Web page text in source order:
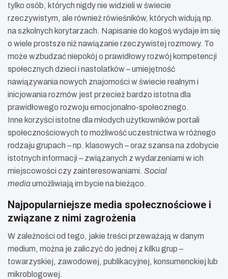
tylko osób, których nigdy nie widzieli w świecie
rzeczywistym, ale również rówieśników, których widują np.
na szkolnych korytarzach. Napisanie do kogoś wydaje im się
o wiele prostsze niż nawiązanie rzeczywistej rozmowy. To
może wzbudzać niepokój o prawidłowy rozwój kompetencji
społecznych dzieci i nastolatków – umiejętność
nawiązywania nowych znajomości w świecie realnym i
inicjowania rozmów jest przecież bardzo istotna dla
prawidłowego rozwoju emocjonalno-społecznego.
Inne korzyści istotne dla młodych użytkowników portali
społecznościowych to możliwość uczestnictwa w różnego
rodzaju grupach – np. klasowych – oraz szansa na zdobycie
istotnych informacji – związanych z wydarzeniami w ich
miejscowości czy zainteresowaniami. Social
mediaumożliwiają im bycie na bieżąco.
Najpopularniejsze media społecznościowe i
związane z nimi zagrożenia
W zależności od tego, jakie treści przeważają w danym
medium, można je zaliczyć do jednej z kilku grup –
towarzyskiej, zawodowej, publikacyjnej, konsumenckiej lub
mikroblogowej.